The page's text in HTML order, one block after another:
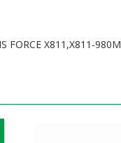
FORCE X811,X811-980M